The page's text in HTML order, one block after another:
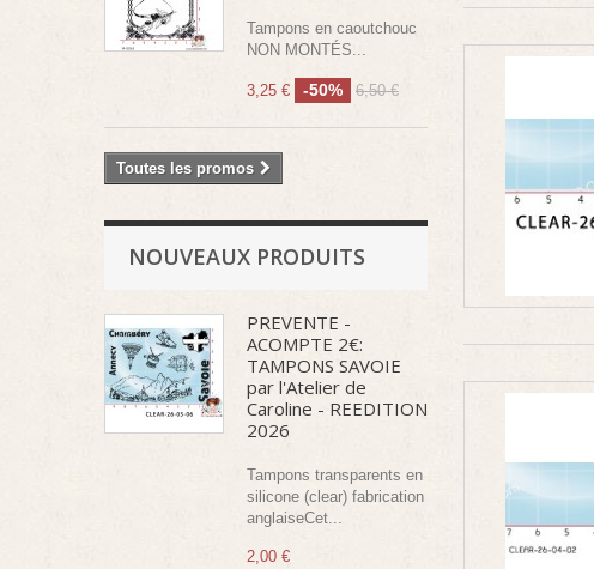
Tampons en caoutchouc
NON MONTÉS...
3,25 € -50% 6,50 €
Toutes les promos
NOUVEAUX PRODUITS
PREVENTE -
ACOMPTE 2€:
TAMPONS SAVOIE
par l'Atelier de
Caroline - REEDITION
2026
Tampons transparents en
silicone (clear) fabrication
anglaiseCet...
2,00 €